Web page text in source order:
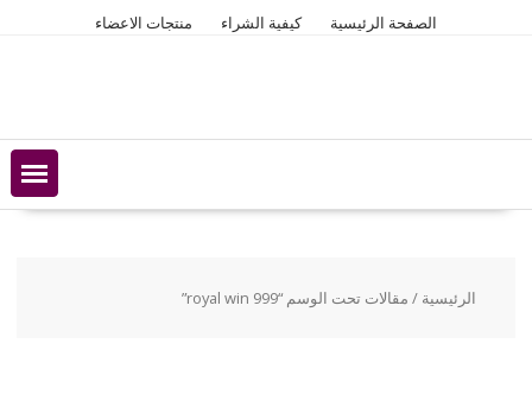
الصفحة الرئيسية كيفية الشراء منتجات الاعضاء
الرئيسية / مقالات تحت الوسم “royal win 999”